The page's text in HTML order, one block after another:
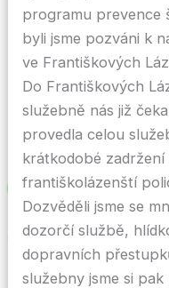
programu prevence
byli jsme pozváni k
ve Františkových
Do Františkových
služebně nás již
provedla celou
krátkodobé
františkolázenští
Dozvěděli jsme se
dozorčí službě,
dopravních
služebny jsme si